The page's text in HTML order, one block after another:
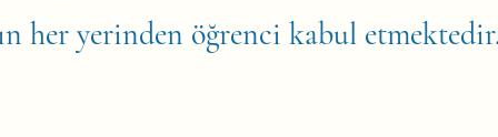
her yerinden öğrenci kabul